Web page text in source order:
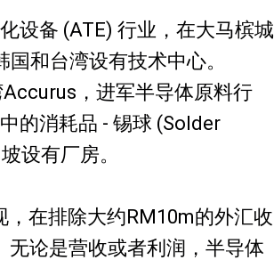
设备 (ATE) 行业，在大马槟城
和台湾设有技术中心。
，进军半导体原料行
的消耗品 - 锡球 (Solder
设有厂房。
，在排除大约RM10m的外汇收
论是营收或者利润，半导体